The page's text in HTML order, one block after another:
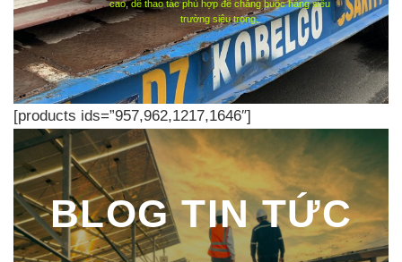
cao, dễ thao tác phù hợp để chằng buộc hàng siêu
trường siêu trọng.
[products ids=”957,962,1217,1646″]
BLOG TIN TỨC